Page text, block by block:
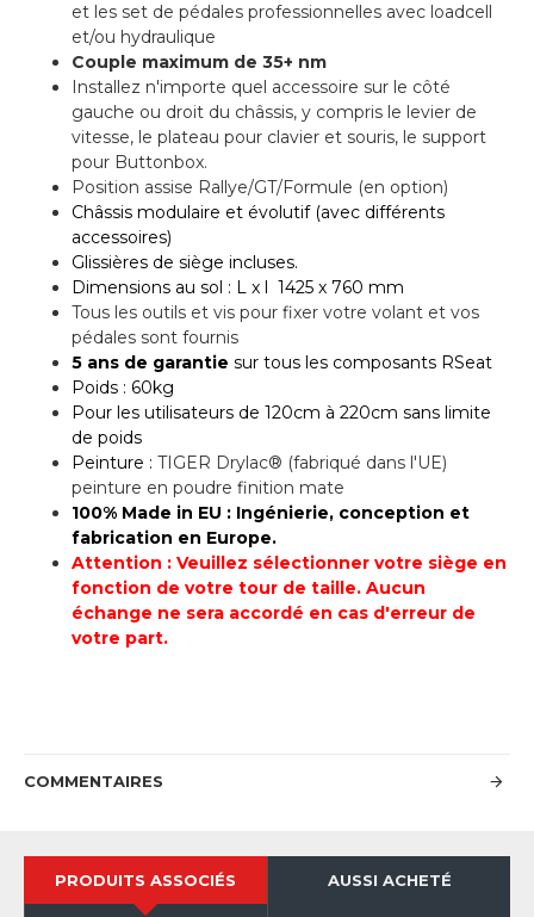
et les set de pédales professionnelles avec loadcell
et/ou hydraulique
Couple maximum de 35+ nm
Installez n'importe quel accessoire sur le côté
gauche ou droit du châssis, y compris le levier de
vitesse, le plateau pour clavier et souris, le support
pour Buttonbox.
Position assise Rallye/GT/Formule (en option)
Châssis modulaire et évolutif (avec différents
accessoires)
Glissières de siège incluses.
Dimensions au sol : L x l 1425 x 760 mm
Tous les outils et vis pour fixer votre volant et vos
pédales sont fournis
5 ans de garantie sur tous les composants RSeat
Poids : 60kg
Pour les utilisateurs de 120cm à 220cm sans limite
de poids
Peinture : TIGER Drylac® (fabriqué dans l'UE)
peinture en poudre finition mate
100% Made in EU : Ingénierie, conception et
fabrication en Europe.
Attention : Veuillez sélectionner votre siège en
fonction de votre tour de taille. Aucun
échange ne sera accordé en cas d'erreur de
votre part.
COMMENTAIRES
PRODUITS ASSOCIÉS AUSSI ACHETÉ